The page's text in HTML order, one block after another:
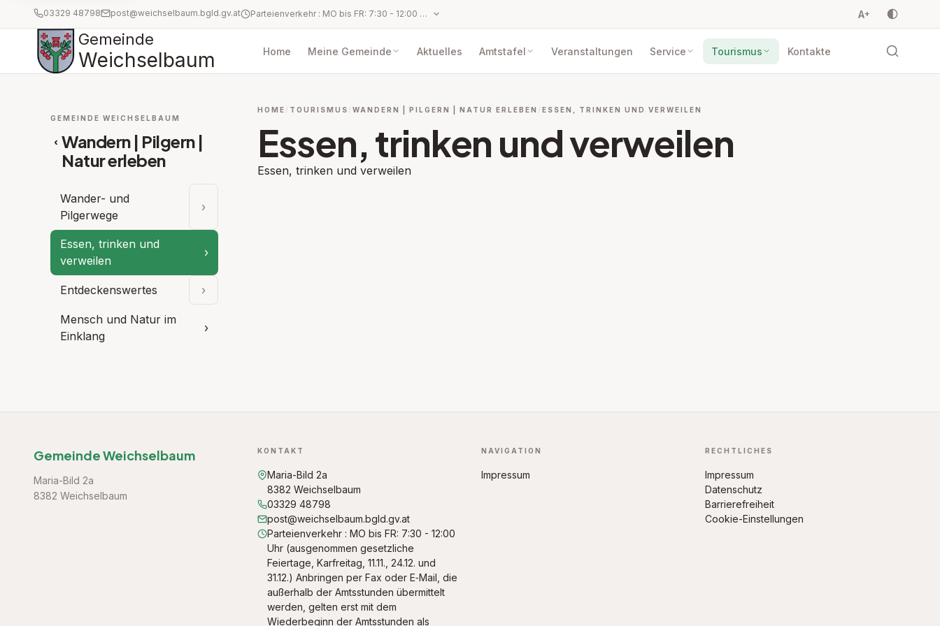
03329 48798 post@weichselbaum.bgld.gv.at Parteienverkehr : MO bis FR: 7:30 - 12:00 Uhr (ausgenommen gesetzliche Feiertage, Karfreitag, 11.11., 24.12. und 31.12.) Anbringen per Fax oder E‑Mail, die außerhalb der Amtsstunden übermittelt werden, gelten erst mit dem Wiederbeginn der Amtsstunden als eingebracht und eingelangt, womit behördliche Erledigungsfristen zu laufen beginnen. A+
Gemeinde
Weichselbaum Home Meine Gemeinde Aktuelles Amtstafel Veranstaltungen Service Tourismus Kontakte
GEMEINDE WEICHSELBAUM
‹ Wandern | Pilgern |
Natur erleben
Wander- und
Pilgerwege
›
Unterpunkte aufklappen: Wander- und Pilgerwege
Essen, trinken und
verweilen
›
Entdeckenswertes ›
Unterpunkte aufklappen: Entdeckenswertes
Mensch und Natur im
Einklang
›
HOME TOURISMUS WANDERN | PILGERN | NATUR ERLEBEN ESSEN, TRINKEN UND VERWEILEN
Essen, trinken und verweilen
Essen, trinken und verweilen
Gemeinde Weichselbaum
Maria-Bild 2a
8382 Weichselbaum
KONTAKT
Maria-Bild 2a
8382 Weichselbaum
03329 48798
post@weichselbaum.bgld.gv.at
Parteienverkehr : MO bis FR: 7:30 - 12:00
Uhr (ausgenommen gesetzliche
Feiertage, Karfreitag, 11.11., 24.12. und
31.12.) Anbringen per Fax oder E‑Mail, die
außerhalb der Amtsstunden übermittelt
werden, gelten erst mit dem
Wiederbeginn der Amtsstunden als
NAVIGATION
Impressum
RECHTLICHES
Impressum
Datenschutz
Barrierefreiheit
Cookie-Einstellungen